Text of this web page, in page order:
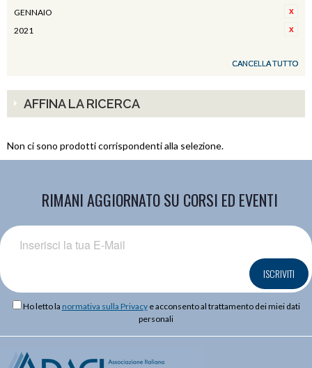
GENNAIO
2021
CANCELLA TUTTO
AFFINA LA RICERCA
Non ci sono prodotti corrispondenti alla selezione.
RIMANI AGGIORNATO SU CORSI ED EVENTI
ISCRIVITI
Ho letto la normativa sulla Privacye acconsento al trattamento dei miei dati
personali